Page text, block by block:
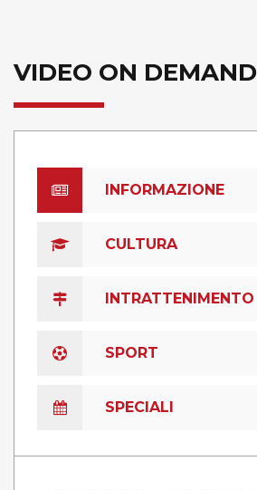
VIDEO ON DEMAND
INFORMAZIONE
CULTURA
INTRATTENIMENTO
SPORT
SPECIALI